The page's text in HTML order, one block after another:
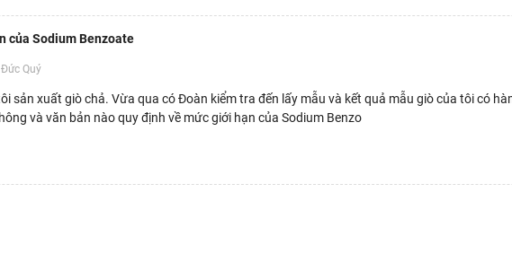
của Sodium Benzoate
Quý
sản xuất giò chả. Vừa qua có Đoàn kiểm tra đến lấy mẫu và kết quả mẫu giò của tôi có
và văn bản nào quy định về mức giới hạn của Sodium Benzo